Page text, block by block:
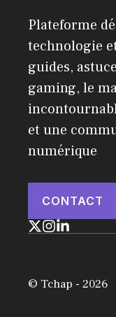
Plateforme
technologie
guides,
gaming, le
et une
numérique
CONTACT
© Tchap - 2026